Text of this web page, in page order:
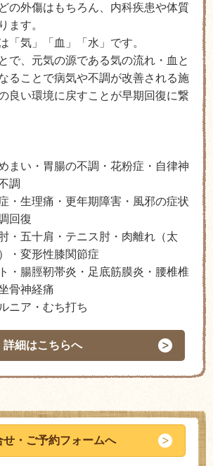
の外傷はもちろん、内科疾患や体質
ます。
「気」「血」「水」です。
で、元気の源である気の流れ・血と
ることで病気や不調が改善される施
良い環境に戻すことが早期回復に繋
まい・胃腸の不調・花粉症・自律神
調
・生理痛・更年期障害・風邪の症状
回復
・五十肩・テニス肘 ・肉離れ（太
・変形性膝関節症
・腸脛靭帯炎 ・足底筋膜炎・腰椎椎
骨神経痛
ニア・むち打ち
詳細はこちらへ
せ・ご予約フォームへ